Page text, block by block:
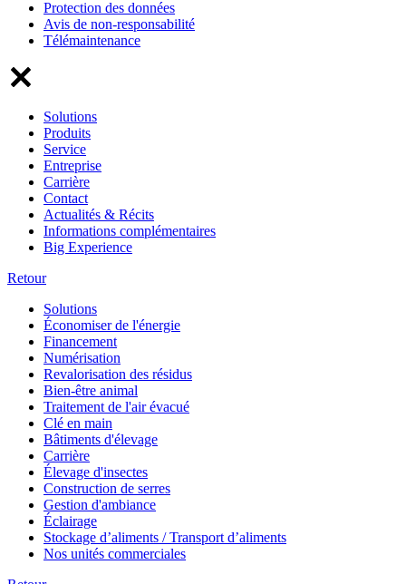
Protection des données
Avis de non-responsabilité
Télémaintenance
Solutions
Produits
Service
Entreprise
Carrière
Contact
Actualités & Récits
Informations complémentaires
Big Experience
Retour
Solutions
Économiser de l'énergie
Financement
Numérisation
Revalorisation des résidus
Bien-être animal
Traitement de l'air évacué
Clé en main
Bâtiments d'élevage
Carrière
Élevage d'insectes
Construction de serres
Gestion d'ambiance
Éclairage
Stockage d’aliments / Transport d’aliments
Nos unités commerciales